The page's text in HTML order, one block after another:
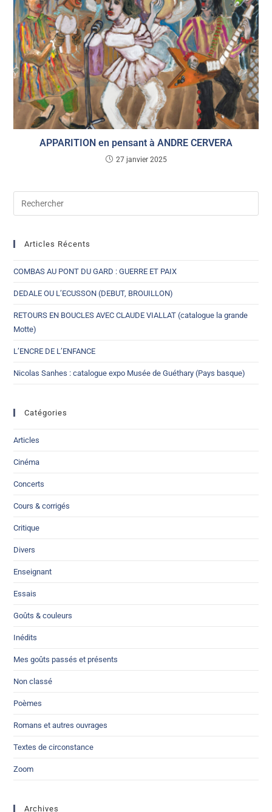
APPARITION en pensant à ANDRE CERVERA
27 janvier 2025
Articles Récents
COMBAS AU PONT DU GARD : GUERRE ET PAIX
DEDALE OU L’ECUSSON (DEBUT, BROUILLON)
RETOURS EN BOUCLES AVEC CLAUDE VIALLAT (catalogue la grande
Motte)
L’ENCRE DE L’ENFANCE
Nicolas Sanhes : catalogue expo Musée de Guéthary (Pays basque)
Catégories
Articles
Cinéma
Concerts
Cours & corrigés
Critique
Divers
Enseignant
Essais
Goûts & couleurs
Inédits
Mes goûts passés et présents
Non classé
Poèmes
Romans et autres ouvrages
Textes de circonstance
Zoom
Archives